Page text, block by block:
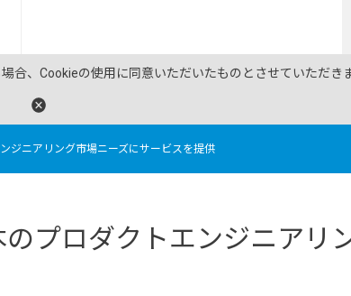
合、Cookieの使用に同意いただいたものとさせていただき
ジニアリング市場ニーズにサービスを提供
プロダクトエンジニアリ